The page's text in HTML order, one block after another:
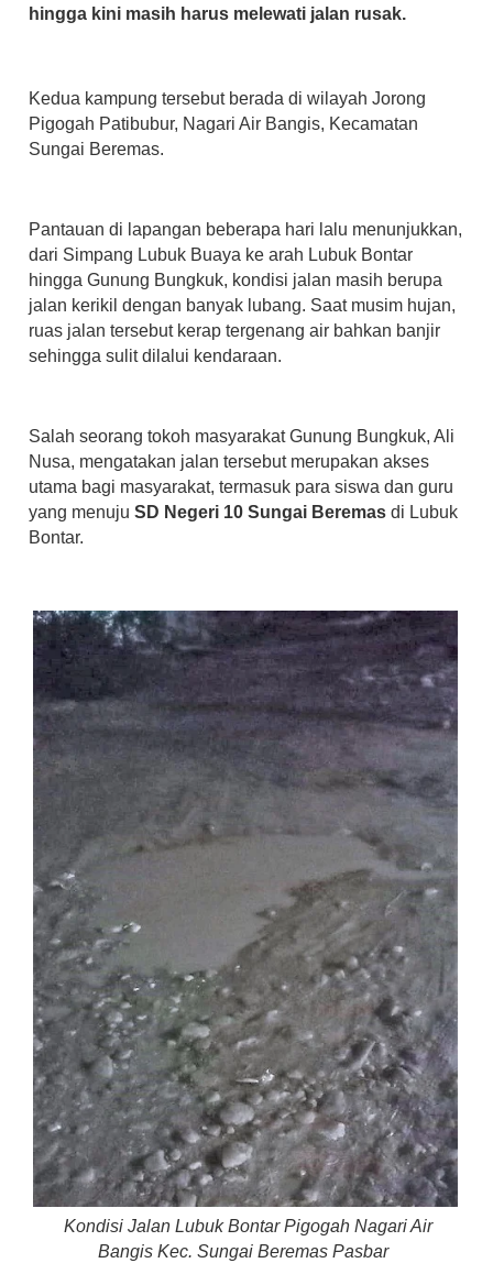
hingga kini masih harus melewati jalan rusak.
Kedua kampung tersebut berada di wilayah Jorong
Pigogah Patibubur, Nagari Air Bangis, Kecamatan
Sungai Beremas.
Pantauan di lapangan beberapa hari lalu menunjukkan,
dari Simpang Lubuk Buaya ke arah Lubuk Bontar
hingga Gunung Bungkuk, kondisi jalan masih berupa
jalan kerikil dengan banyak lubang. Saat musim hujan,
ruas jalan tersebut kerap tergenang air bahkan banjir
sehingga sulit dilalui kendaraan.
Salah seorang tokoh masyarakat Gunung Bungkuk, Ali
Nusa, mengatakan jalan tersebut merupakan akses
utama bagi masyarakat, termasuk para siswa dan guru
yang menujuSD Negeri 10 Sungai Beremas di Lubuk
Bontar.
Kondisi Jalan Lubuk Bontar Pigogah Nagari Air
Bangis Kec. Sungai Beremas Pasbar